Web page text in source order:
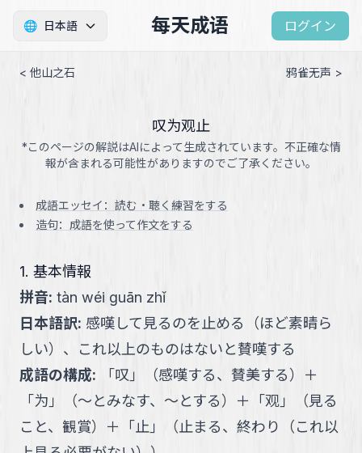
🌐 日本語 每天成语 ログイン
< 他山之石 鸦雀无声 >
叹为观止
*このページの解説はAIによって生成されています。不正確な情
報が含まれる可能性がありますのでご了承ください。
成語エッセイ：読む・聴く練習をする
造句：成語を使って作文をする
1. 基本情報
拼音: tàn wéi guān zhǐ
日本語訳: 感嘆して見るのを止める（ほど素晴ら
しい）、これ以上のものはないと賛嘆する
成語の構成: 「叹 」 （感嘆する、賛美する） ＋
「为 」 （～とみなす、～とする） ＋ 「观 」 （見る
こと、観賞） ＋ 「止 」 （止まる、終わり（これ以